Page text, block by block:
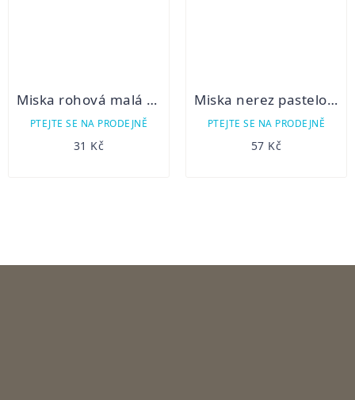
Miska rohová malá Georgeplast
PTEJTE SE NA PRODEJNĚ
31 Kč
Miska nerez pastelově zelená potisk 0,55 l
PTEJTE SE NA PRODEJNĚ
57 Kč